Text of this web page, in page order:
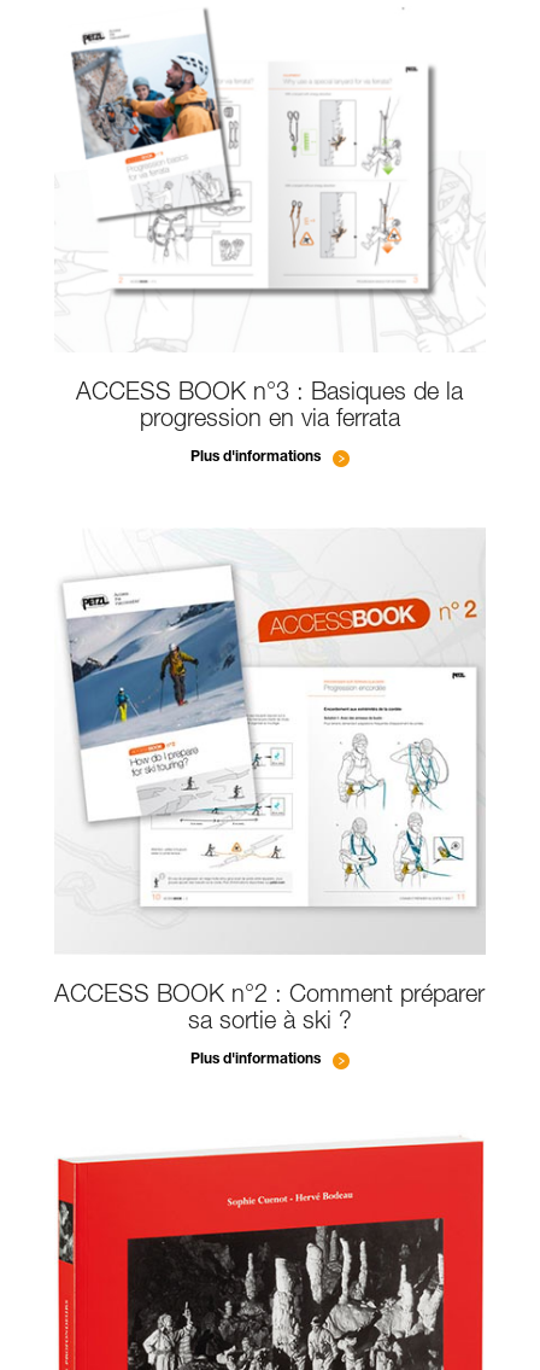
ACCESS BOOK n°3 : Basiques de la
progression en via ferrata
Plus d'informations
ACCESS BOOK n°2 : Comment préparer
sa sortie à ski ?
Plus d'informations